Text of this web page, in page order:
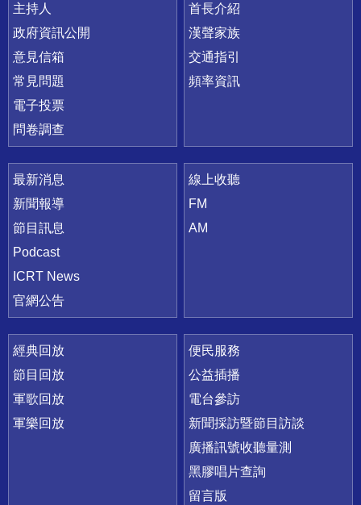
主持人
政府資訊公開
意見信箱
常見問題
電子投票
問卷調查
首長介紹
漢聲家族
交通指引
頻率資訊
最新消息
新聞報導
節目訊息
Podcast
ICRT News
官網公告
線上收聽
FM
AM
經典回放
節目回放
軍歌回放
軍樂回放
便民服務
公益插播
電台參訪
新聞採訪暨節目訪談
廣播訊號收聽量測
黑膠唱片查詢
留言版